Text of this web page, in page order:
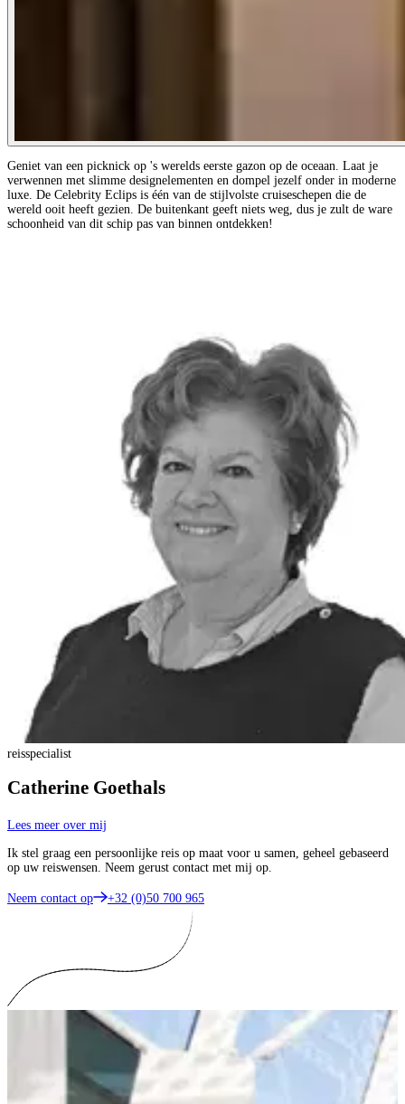
Geniet van een picknick op 's werelds eerste gazon op de oceaan. Laat je
verwennen met slimme designelementen en dompel jezelf onder in moderne
luxe. De Celebrity Eclips is één van de stijlvolste cruiseschepen die de
wereld ooit heeft gezien. De buitenkant geeft niets weg, dus je zult de ware
schoonheid van dit schip pas van binnen ontdekken!
reisspecialist
Catherine Goethals
Lees meer over mij
Ik stel graag een persoonlijke reis op maat voor u samen, geheel gebaseerd
op uw reiswensen. Neem gerust contact met mij op.
Neem contact op +32 (0)50 700 965